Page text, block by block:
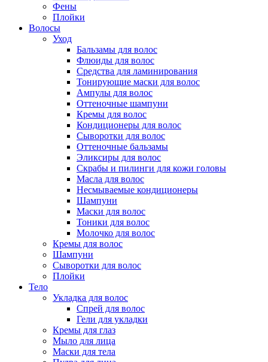
Фены
Плойки
Волосы
Уход
Бальзамы для волос
Флюиды для волос
Средства для ламинирования
Тонирующие маски для волос
Ампулы для волос
Оттеночные шампуни
Кремы для волос
Кондиционеры для волос
Сыворотки для волос
Оттеночные бальзамы
Эликсиры для волос
Скрабы и пилинги для кожи головы
Масла для волос
Несмываемые кондиционеры
Шампуни
Маски для волос
Тоники для волос
Молочко для волос
Кремы для волос
Шампуни
Сыворотки для волос
Плойки
Тело
Укладка для волос
Спрей для волос
Гели для укладки
Кремы для глаз
Мыло для лица
Маски для тела